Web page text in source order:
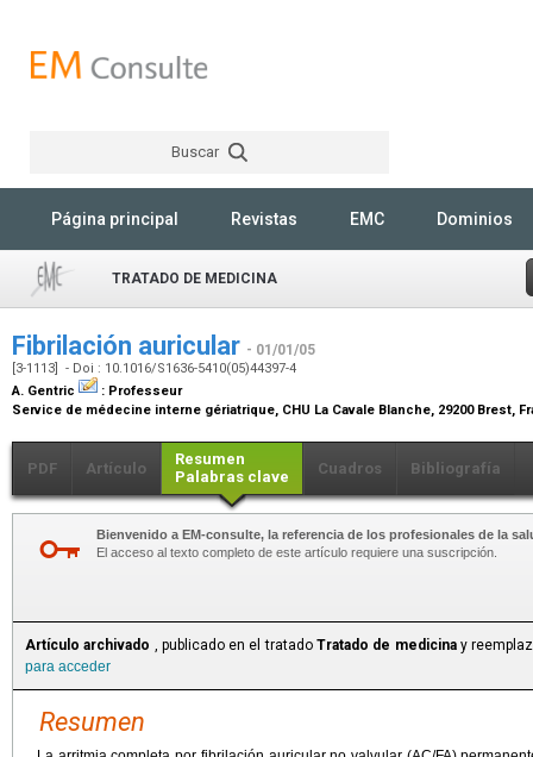
Buscar
Página principal Revistas EMC Dominios
TRATADO DE MEDICINA
Fibrilación auricular - 01/01/05
[3-1113] - Doi : 10.1016/S1636-5410(05)44397-4
A. Gentric
: Professeur
Service de médecine interne gériatrique, CHU La Cavale Blanche, 29200 Brest,
PDF Artículo
Resumen
Palabras clave
Cuadros Bibliografía
Bienvenido a EM-consulte, la referencia de los profesionales de la
El acceso al texto completo de este artículo requiere una suscripción.
Artículo archivado , publicado en el tratado Tratado de medicinay
para acceder
Resumen